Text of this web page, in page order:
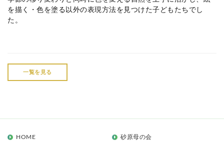
を描く・色を塗る以外の表現方法を見つけた子どもたちでし
た。
一覧を見る
HOME 砂原母の会